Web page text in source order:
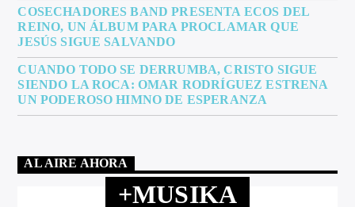
COSECHADORES BAND PRESENTA ECOS DEL
REINO, UN ÁLBUM PARA PROCLAMAR QUE
JESÚS SIGUE SALVANDO
CUANDO TODO SE DERRUMBA, CRISTO SIGUE
SIENDO LA ROCA: OMAR RODRÍGUEZ ESTRENA
UN PODEROSO HIMNO DE ESPERANZA
AL AIRE AHORA
+MUSIKA